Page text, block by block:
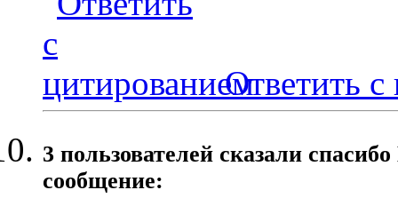
Ответить с
3 пользователей сказали
сообщение: